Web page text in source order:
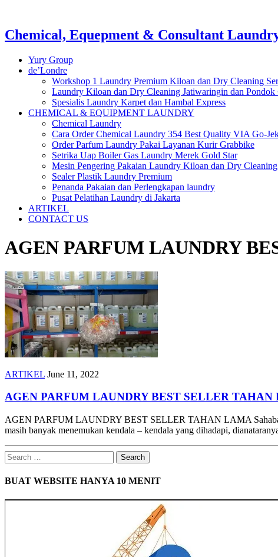
Chemical, Equepment & Consultant
Yury Group
de’Londre
Workshop 1 Laundry Premium Kiloan dan Dry Cleaning
Laundry Kiloan dan Dry Cleaning Jatiwaringin dan Pondok
Spesialis Laundry Karpet dan Hambal Express
CHEMICAL & EQUIPMENT LAUNDRY
Chemical Laundry
Cara Order Chemical Laundry 354 Best Quality VIA Go-
Order Parfum Laundry Pakai Layanan Kurir Grabbike
Setrika Uap Boiler Gas Laundry Merek Gold Star
Mesin Pengering Pakaian Laundry Kiloan dan Dry Cleaning
Sealer Plastik Laundry Premium
Penanda Pakaian dan Perlengkapan laundry
Pusat Pelatihan Laundry di Jakarta
ARTIKEL
CONTACT US
AGEN PARFUM LAUNDRY
ARTIKEL June 11, 2022
AGEN PARFUM LAUNDRY BEST SELLER TAHAN
AGEN PARFUM LAUNDRY BEST SELLER TAHAN LAMA Sahabat
masih banyak menemukan kendala – kendala yang dihadapi,
Search
for:
BUAT WEBSITE HANYA 10 MENIT